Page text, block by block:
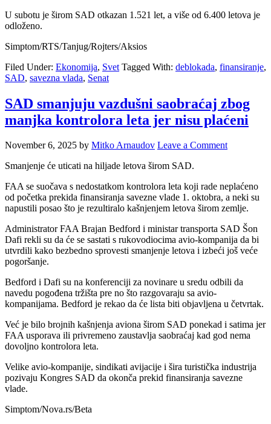
U subotu je širom SAD otkazan 1.521 let, a više od 6.400 letova je
odloženo.
Simptom/RTS/Tanjug/Rojters/Aksios
Filed Under: Ekonomija, Svet Tagged With: deblokada, finansiranje,
SAD, savezna vlada, Senat
SAD smanjuju vazdušni saobraćaj zbog
manjka kontrolora leta jer nisu plaćeni
November 6, 2025 by Mitko Arnaudov Leave a Comment
Smanjenje će uticati na hiljade letova širom SAD.
FAA se suočava s nedostatkom kontrolora leta koji rade neplaćeno
od početka prekida finansiranja savezne vlade 1. oktobra, a neki su
napustili posao što je rezultiralo kašnjenjem letova širom zemlje.
Administrator FAA Brajan Bedford i ministar transporta SAD Šon
Dafi rekli su da će se sastati s rukovodiocima avio-kompanija da bi
utvrdili kako bezbedno sprovesti smanjenje letova i izbeći još veće
pogoršanje.
Bedford i Dafi su na konferenciji za novinare u sredu odbili da
navedu pogođena tržišta pre no što razgovaraju sa avio-
kompanijama. Bedford je rekao da će lista biti objavljena u četvrtak.
Već je bilo brojnih kašnjenja aviona širom SAD ponekad i satima jer
FAA usporava ili privremeno zaustavlja saobraćaj kad god nema
dovoljno kontrolora leta.
Velike avio-kompanije, sindikati avijacije i šira turistička industrija
pozivaju Kongres SAD da okonča prekid finansiranja savezne
vlade.
Simptom/Nova.rs/Beta